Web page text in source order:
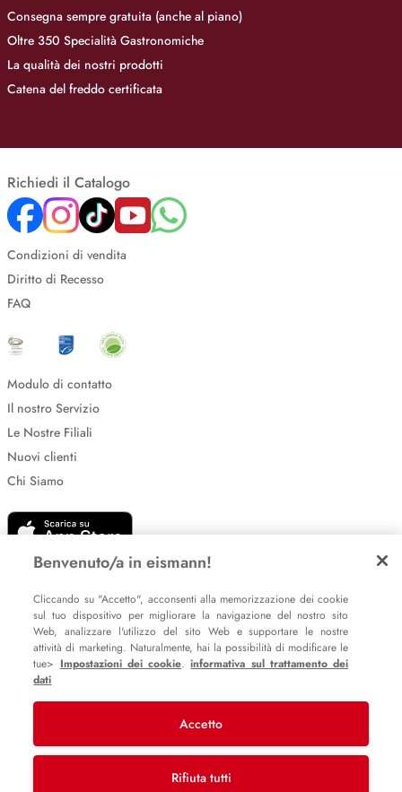
Consegna sempre gratuita (anche al piano)
Oltre 350 Specialità Gastronomiche
La qualità dei nostri prodotti
Catena del freddo certificata
Richiedi il Catalogo
Condizioni di vendita
Diritto di Recesso
FAQ
Modulo di contatto
Il nostro Servizio
Le Nostre Filiali
Nuovi clienti
Chi Siamo
Impostazione dei cookie
Informative sulla privacy
Policy Whistleblowing
© 2007 – 2026 eismann s.r.l.
Benvenuto/a in eismann!
Cliccando su "Accetto", acconsenti alla memorizzazione dei cookie
sul tuo dispositivo per migliorare la navigazione del nostro sito
Web, analizzare l'utilizzo del sito Web e supportare le nostre
attività di marketing. Naturalmente, hai la possibilità di modificare le
tue> Impostazioni dei cookie.informativa sul trattamento dei
dati
Accetto
Rifiuta tutti